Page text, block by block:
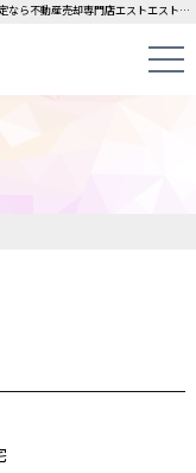
今週のおすすめ物件｜新着情報｜盛岡市周辺の不動産売却・買取・査定なら不動産売却専門店エストエストにお任せください！中古一戸建て・マンション・土地の即日無料査定・即金買取を行っています！